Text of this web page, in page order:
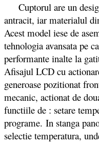
Cuptorul are un
antracit, iar materialul
Acest model iese de
tehnologia avansata pe
performante inalte la
Afisajul LCD cu
generoase pozitionat
mecanic, actionat de
functiile de : setare
programe. In stanga
selectie temperatura,